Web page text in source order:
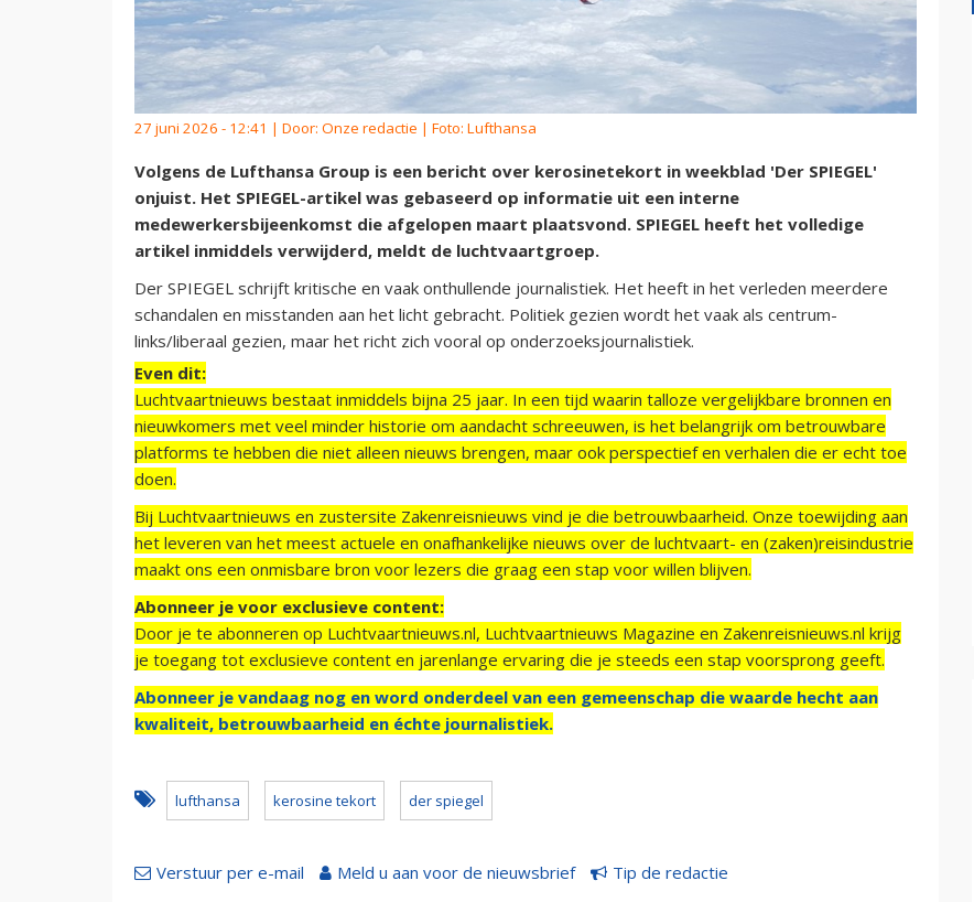
27 juni 2026 - 12:41 | Door: Onze redactie | Foto: Lufthansa
Volgens de Lufthansa Group is een bericht over kerosinetekort in weekblad 'Der SPIEGEL'
onjuist. Het SPIEGEL-artikel was gebaseerd op informatie uit een interne
medewerkersbijeenkomst die afgelopen maart plaatsvond. SPIEGEL heeft het volledige
artikel inmiddels verwijderd, meldt de luchtvaartgroep.
Der SPIEGEL schrijft kritische en vaak onthullende journalistiek. Het heeft in het verleden meerdere
schandalen en misstanden aan het licht gebracht. Politiek gezien wordt het vaak als centrum-
links/liberaal gezien, maar het richt zich vooral op onderzoeksjournalistiek.
Even dit:
Luchtvaartnieuws bestaat inmiddels bijna 25 jaar. In een tijd waarin talloze vergelijkbare bronnen en
nieuwkomers met veel minder historie om aandacht schreeuwen, is het belangrijk om betrouwbare
platforms te hebben die niet alleen nieuws brengen, maar ook perspectief en verhalen die er echt toe
doen.
Bij Luchtvaartnieuws en zustersite Zakenreisnieuws vind je die betrouwbaarheid. Onze toewijding aan
het leveren van het meest actuele en onafhankelijke nieuws over de luchtvaart- en (zaken)reisindustrie
maakt ons een onmisbare bron voor lezers die graag een stap voor willen blijven.
Abonneer je voor exclusieve content:
Door je te abonneren op Luchtvaartnieuws.nl, Luchtvaartnieuws Magazine en Zakenreisnieuws.nl krijg
je toegang tot exclusieve content en jarenlange ervaring die je steeds een stap voorsprong geeft.
Abonneer je vandaag nog en word onderdeel van een gemeenschap die waarde hecht aan
kwaliteit, betrouwbaarheid en échte journalistiek.
lufthansa kerosine tekort der spiegel
Verstuur per e-mail Meld u aan voor de nieuwsbrief Tip de redactie